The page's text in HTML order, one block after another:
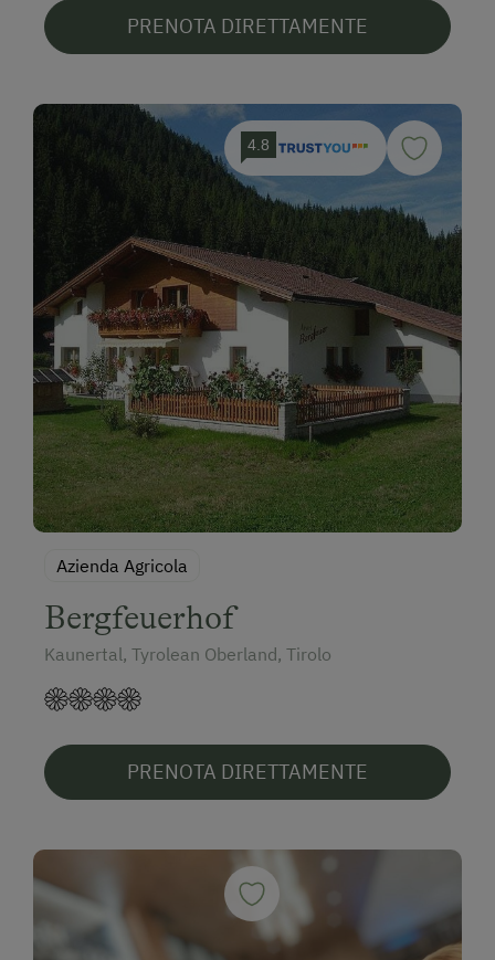
PRENOTA DIRETTAMENTE
4.8
Azienda Agricola
Bergfeuerhof
Kaunertal, Tyrolean Oberland, Tirolo
PRENOTA DIRETTAMENTE